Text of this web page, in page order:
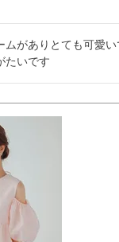
ムがありとても可愛い
たいです